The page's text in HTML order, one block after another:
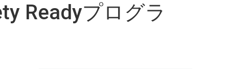
Readyプログラ